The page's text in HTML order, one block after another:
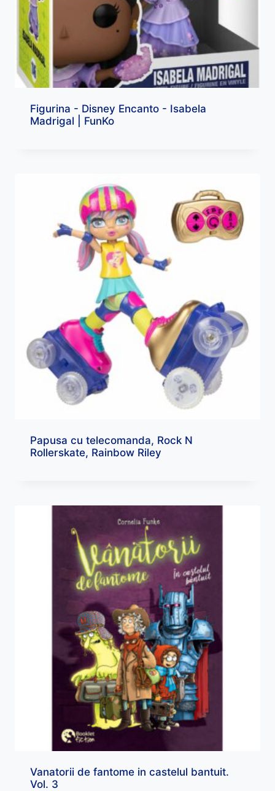
Figurina - Disney Encanto - Isabela
Madrigal | FunKo
Papusa cu telecomanda, Rock N
Rollerskate, Rainbow Riley
Vanatorii de fantome in castelul bantuit.
Vol. 3